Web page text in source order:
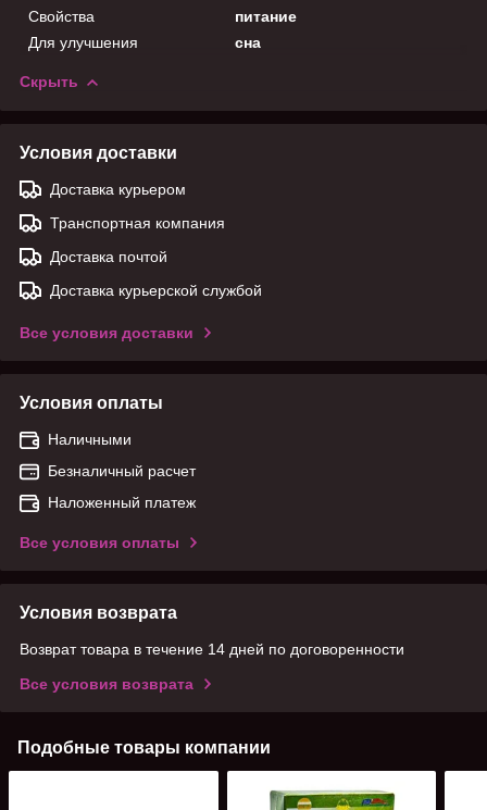
Свойства
питание
Для улучшения
сна
Скрыть
Условия доставки
Доставка курьером
Транспортная компания
Доставка почтой
Доставка курьерской службой
Все условия доставки
Условия оплаты
Наличными
Безналичный расчет
Наложенный платеж
Все условия оплаты
Условия возврата
Возврат товара в течение 14 дней по договоренности
Все условия возврата
Подобные товары компании